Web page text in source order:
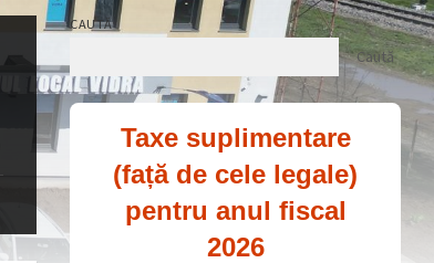
CAUTĂ
Caută
Taxe suplimentare
(față de cele legale)
pentru anul fiscal
2026